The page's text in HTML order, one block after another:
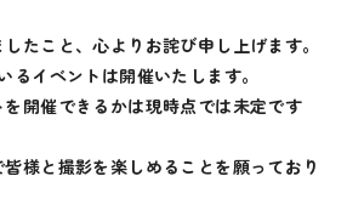
たこと、心よりお詫び申し上げます。
るイベントは開催いたします。
開催できるかは現時点では未定です
様と撮影を楽しめることを願っており